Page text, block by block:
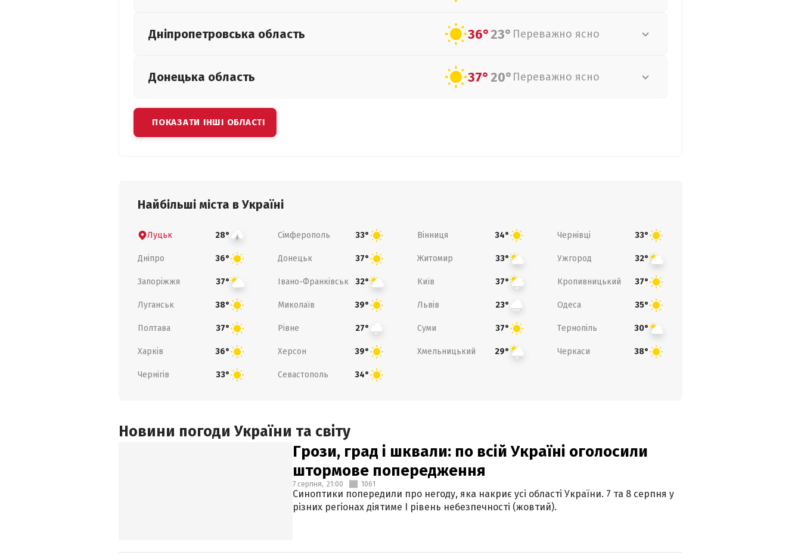
Дніпропетровська область 36°23° Переважно ясно
Донецька область 37°20° Переважно ясно
ПОКАЗАТИ ІНШІ ОБЛАСТІ
Найбільші міста в Україні
Луцьк 28° Сімферополь 33° Вінниця 34° Чернівці 33°
Дніпро 36° Донецьк 37° Житомир 33° Ужгород 32°
Запоріжжя 37° Івано-Франківськ 32° Київ 37° Кропивницький 37°
Луганськ 38° Миколаїв 39° Львів 23° Одеса 35°
Полтава 37° Рівне 27° Суми 37° Тернопіль 30°
Харків 36° Херсон 39° Хмельницький 29° Черкаси 38°
Чернігів 33° Севастополь 34°
Новини погоди України та світу
Грози, град і шквали: по всій Україні оголосили
штормове попередження
7 серпня, 21:00 1061
Синоптики попередили про негоду, яка накриє усі області України. 7 та 8 серпня у
різних регіонах діятиме І рівень небезпечності (жовтий).